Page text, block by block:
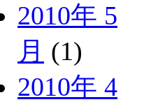
2010年 5
月 (1)
2010年 4